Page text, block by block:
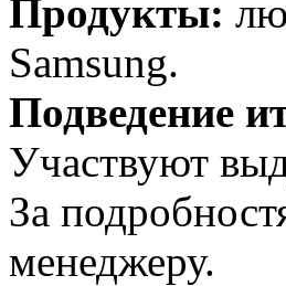
Продукты:
Samsung.
Подведение
Участвуют
За
менеджеру.